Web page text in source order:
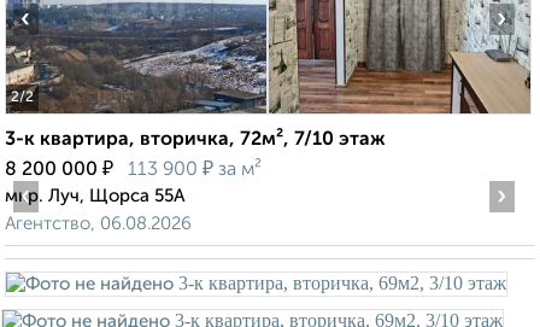
2/2
‹ ›
3-к квартира, вторичка, 72м², 7/10 этаж
8 200 000 ₽ 113 900 ₽ за м²
мкр. Луч, Щорса 55А
Агентство, 06.08.2026
‹ ›